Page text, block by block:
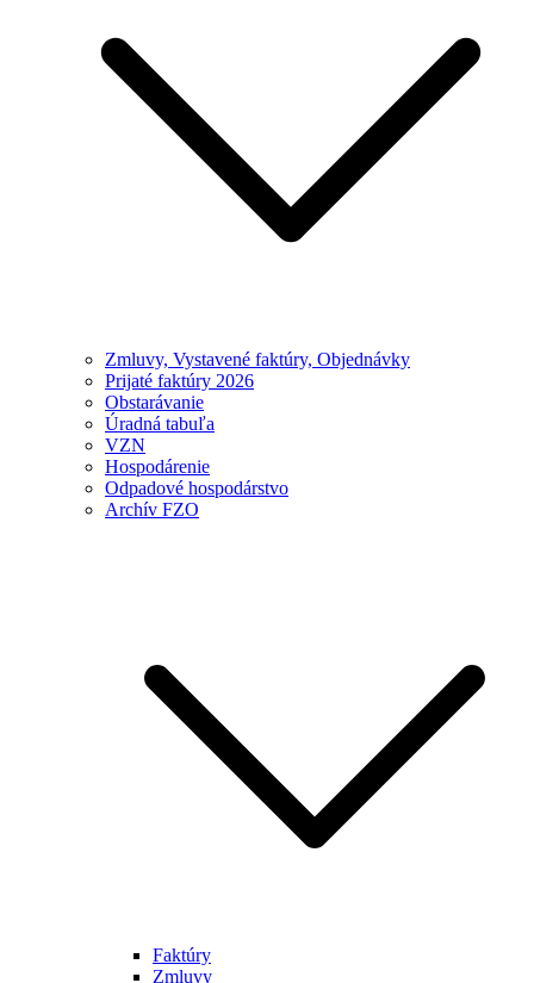
Zmluvy, Vystavené faktúry, Objednávky
Prijaté faktúry 2026
Obstarávanie
Úradná tabuľa
VZN
Hospodárenie
Odpadové hospodárstvo
Archív FZO
Faktúry
Zmluvy